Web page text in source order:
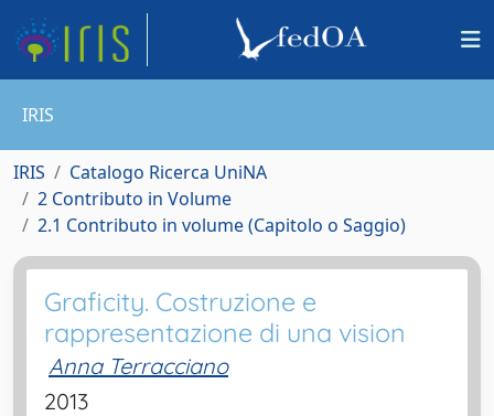
IRIS
IRIS
Catalogo Ricerca UniNA
2 Contributo in Volume
2.1 Contributo in volume (Capitolo o Saggio)
Graficity. Costruzione e
rappresentazione di una vision
Anna Terracciano
2013